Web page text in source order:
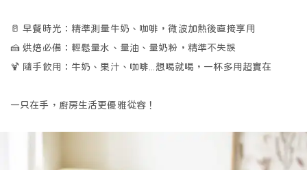
🥛 早餐時光：精準測量牛奶、咖啡，微波加熱後直接享用
🍰 烘焙必備：輕鬆量水、量油、量奶粉，精準不失誤
🍹 隨手飲用：牛奶、果汁、咖啡...想喝就喝，一杯多用超實在
一只在手，廚房生活更優雅從容！